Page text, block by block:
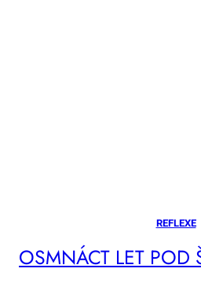
REFLEXE
OSM­NÁCT LET POD